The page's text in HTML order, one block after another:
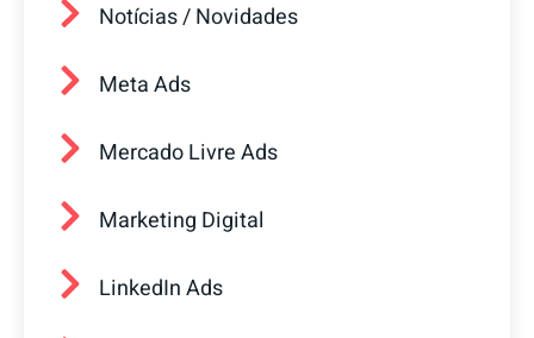
Notícias / Novidades
Meta Ads
Mercado Livre Ads
Marketing Digital
LinkedIn Ads